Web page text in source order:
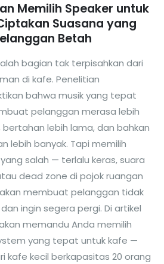
Memilih Speaker untuk
Suasana yang
Betah
bagian tak terpisahkan dari
di kafe. Penelitian
bahwa musik yang tepat
pelanggan merasa lebih
bertahan lebih lama, dan bahkan
lebih banyak. Tapi memilih
salah — terlalu keras, suara
dead zone di pojok ruangan
membuat pelanggan tidak
ingin segera pergi. Di artikel
memandu Anda memilih
yang tepat untuk kafe —
kafe kecil berkapasitas 20 orang